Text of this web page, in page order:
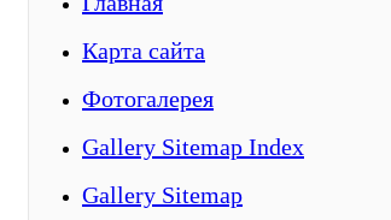
Карта сайта
Фотогалерея
Gallery Sitemap Index
Gallery Sitemap